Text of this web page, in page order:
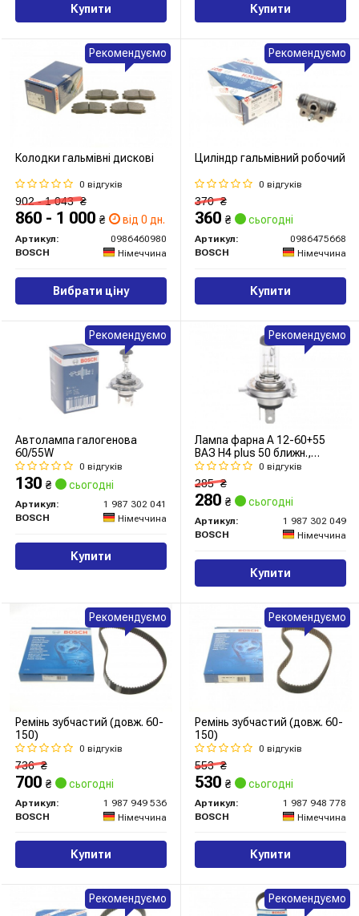
Купити Купити
Колодки гальмівні дискові
0 відгуків
902 - 1 043₴
860 - 1 000 ₴ від 0 дн.
Артикул:
0986460980
BOSCH
Німеччина
Вибрати ціну
Рекомендуємо
Циліндр гальмівний робочий
0 відгуків
370₴
360 ₴ сьогодні
Артикул:
0986475668
BOSCH
Німеччина
Купити
Рекомендуємо
Автолампа галогенова
60/55W
0 відгуків
130 ₴ сьогодні
Артикул:
1 987 302 041
BOSCH
Німеччина
Купити
Рекомендуємо
Лампа фарна А 12-60+55
ВАЗ H4 plus 50 ближн.,
дальн. світло (вир-во
Bosch)
0 відгуків
285₴
280 ₴ сьогодні
Артикул:
1 987 302 049
BOSCH
Німеччина
Купити
Рекомендуємо
Ремінь зубчастий (довж. 60-
150)
0 відгуків
736₴
700 ₴ сьогодні
Артикул:
1 987 949 536
BOSCH
Німеччина
Купити
Рекомендуємо
Ремінь зубчастий (довж. 60-
150)
0 відгуків
553₴
530 ₴ сьогодні
Артикул:
1 987 948 778
BOSCH
Німеччина
Купити
Рекомендуємо
Рекомендуємо Рекомендуємо